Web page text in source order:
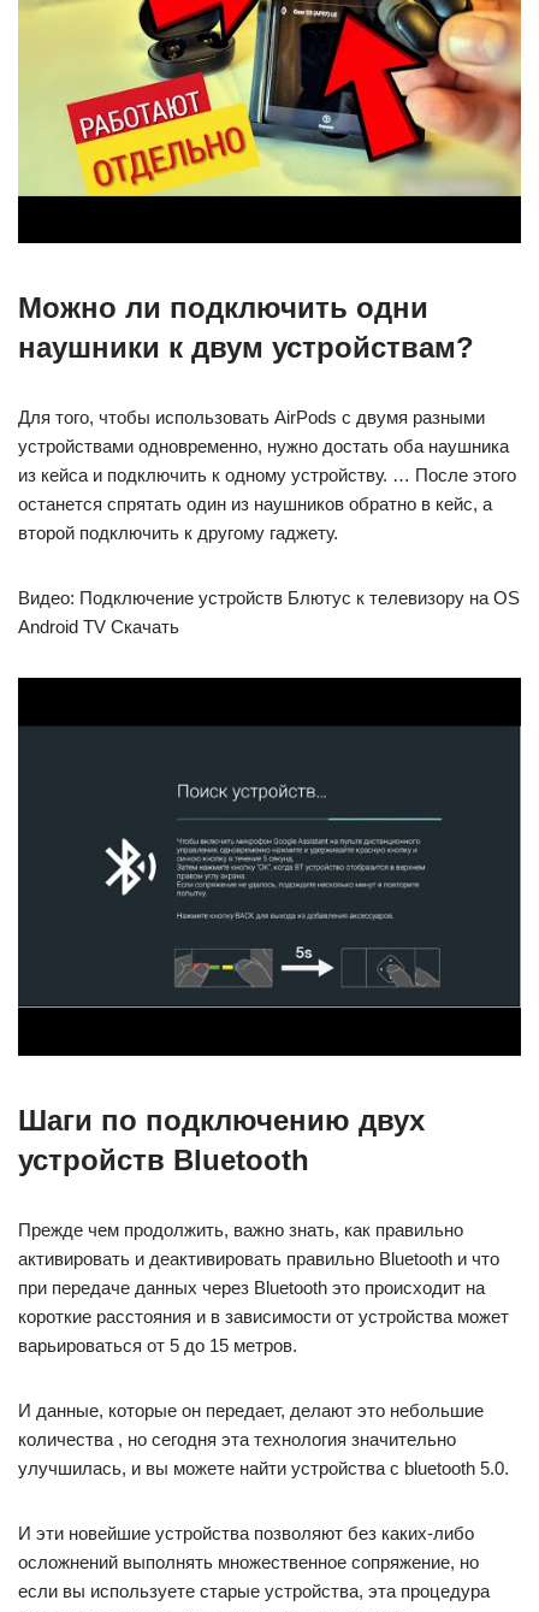
Можно ли подключить одни
наушники к двум устройствам?
Для того, чтобы использовать AirPods с двумя разными
устройствами одновременно, нужно достать оба наушника
из кейса и подключить к одному устройству. … После этого
останется спрятать один из наушников обратно в кейс, а
второй подключить к другому гаджету.
Видео: Подключение устройств Блютус к телевизору на OS
Android TV Скачать
Шаги по подключению двух
устройств Bluetooth
Прежде чем продолжить, важно знать, как правильно
активировать и деактивировать правильно Bluetooth и что
при передаче данных через Bluetooth это происходит на
короткие расстояния и в зависимости от устройства может
варьироваться от 5 до 15 метров.
И данные, которые он передает, делают это небольшие
количества , но сегодня эта технология значительно
улучшилась, и вы можете найти устройства с bluetooth 5.0.
И эти новейшие устройства позволяют без каких-либо
осложнений выполнять множественное сопряжение, но
если вы используете старые устройства, эта процедура